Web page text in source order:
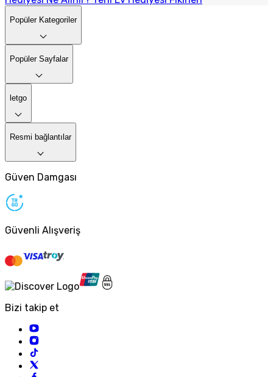
Popüler Kategoriler
Popüler Sayfalar
letgo
Resmi bağlantılar
Güven Damgası
Güvenli Alışveriş
Bizi takip et